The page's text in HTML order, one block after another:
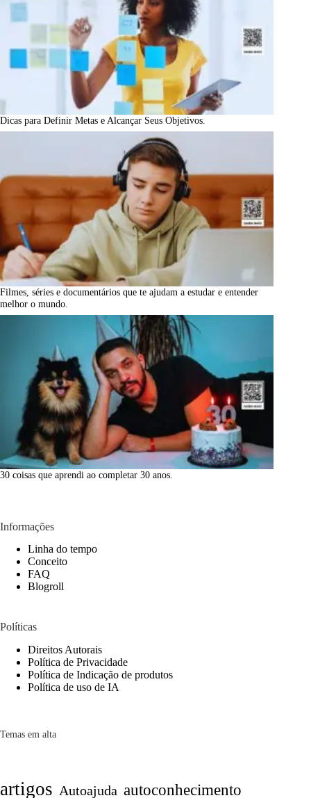
Dicas para Definir Metas e Alcançar Seus Objetivos.
Filmes, séries e documentários que te ajudam a estudar e entender
melhor o mundo.
30 coisas que aprendi ao completar 30 anos.
Informações
Linha do tempo
Conceito
FAQ
Blogroll
Políticas
Direitos Autorais
Política de Privacidade
Política de Indicação de produtos
Política de uso de IA
Temas em alta
artigos Autoajuda autoconhecimento